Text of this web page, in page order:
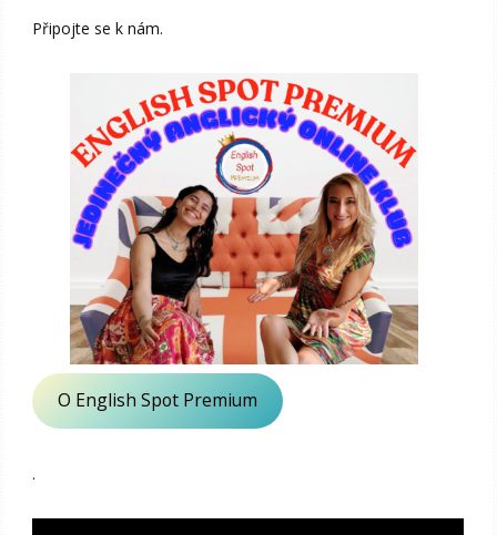
Připojte se k nám.
O English Spot Premium
.